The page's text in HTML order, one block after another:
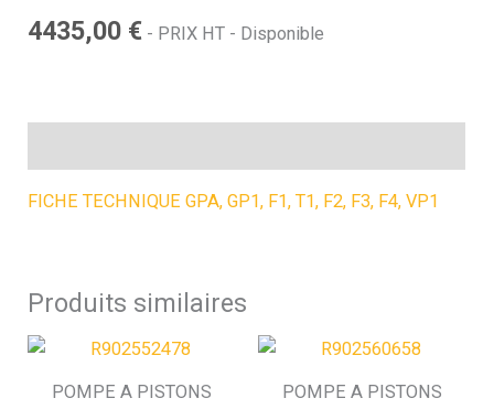
4435,00 € - PRIX HT - Disponible
FICHE TECHNIQUE GPA, GP1, F1, T1, F2, F3, F4, VP1
Produits similaires
POMPE A PISTONS
POMPE A PISTONS